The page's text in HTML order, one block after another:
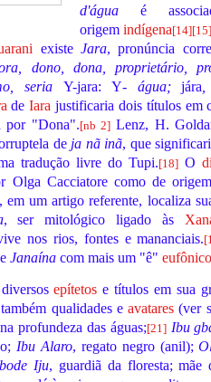
d'águaé
origem indígena[14][15]
existe Jara, pronúncia
dono, dona, proprietário,
seria Y-jara: Y- água;jára
deIara justificaria dois títulos em
por "Dona".[nb 2] Lenz, H.
de ja nã inã, que
tradução livre do Tupi.[18] O
Olga Cacciatore como de
em um artigo referente, localiza
, ser mitológico ligado às
nos rios, fontes e mananciais.[
Janaína com mais um "ê" eufônico
diversosepítetos e títulos em sua
qualidades eavatares (ver
profundeza das águas;[21 ] Ibu
Ibu Alaro, regato negro (anil);
Iju, guardiã da floresta;
de 2022: O Triunfo da Argentina e
MessiA 22ª (vigésim…